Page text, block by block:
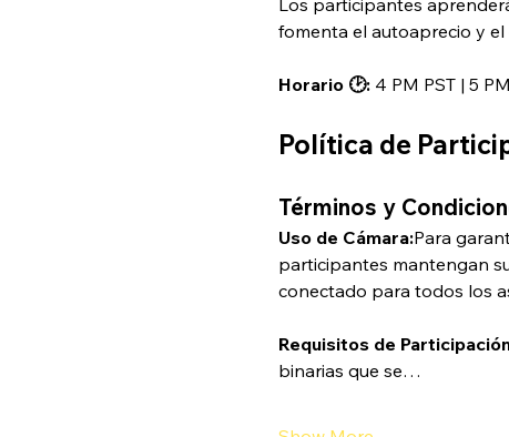
fomenta el autoaprecio y
Horario 🕑: 4 PM PST | 5
Política de
Términos y
Uso de Cámara:Para
participantes mantengan
conectado para todos los
Requisitos de
binarias que se…